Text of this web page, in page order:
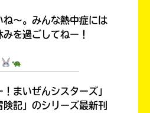
キミノラジオ配信中！
いろんな動画が
見られる
～。みんな熱中症には
を過ごしてねー！
まいぜんシスターズ」
記」のシリーズ最新刊